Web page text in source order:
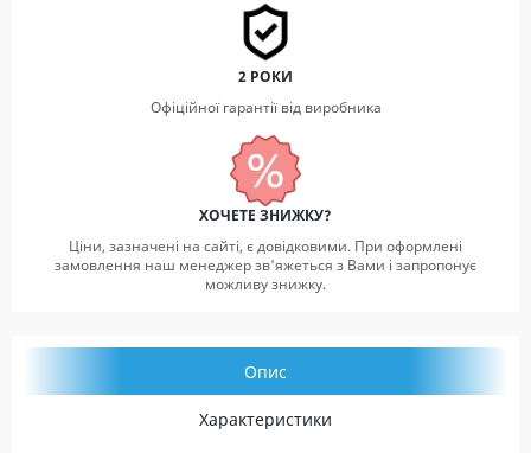
2 РОКИ
Офіційної гарантії від виробника
ХОЧЕТЕ ЗНИЖКУ?
Ціни, зазначені на сайті, є довідковими. При оформлені
замовлення наш менеджер зв'яжеться з Вами і запропонує
можливу знижку.
Опис
Характеристики